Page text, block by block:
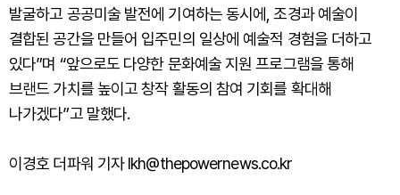
발굴하고 공공미술 발전에 기여하는 동시에, 조경과 예술이
결합된 공간을 만들어 입주민의 일상에 예술적 경험을 더하고
있다”며 “앞으로도 다양한 문화예술 지원 프로그램을 통해
브랜드 가치를 높이고 창작 활동의 참여 기회를 확대해
나가겠다”고 말했다.
이경호 더파워 기자 lkh@thepowernews.co.kr